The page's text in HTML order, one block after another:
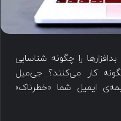
را چگونه شناسایی
کار می‌کنند؟ جی‌میل
ایمیل شما «خطرناک»